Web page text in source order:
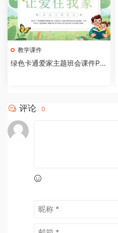
教学课件
绿色卡通爱家主题班会课件PP
评论 0